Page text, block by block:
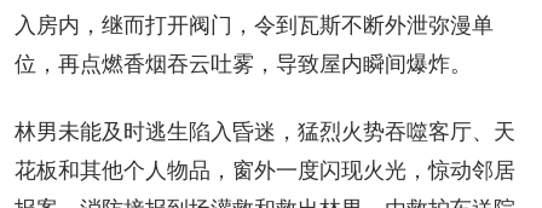
入房内，继而打开阀门，令到瓦斯不断外泄弥漫单
位，再点燃香烟吞云吐雾，导致屋内瞬间爆炸。
林男未能及时逃生陷入昏迷，猛烈火势吞噬客厅、天
花板和其他个人物品，窗外一度闪现火光，惊动邻居